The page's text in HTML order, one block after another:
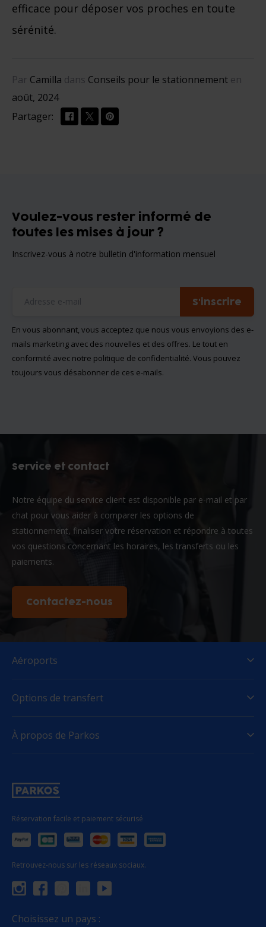
efficace pour déposer vos proches en toute
sérénité.
Par Camilla dans Conseils pour le stationnement en
août, 2024
Partager:
Voulez-vous rester informé de
toutes les mises à jour ?
Inscrivez-vous à notre bulletin d'information mensuel
S'inscrire
En vous abonnant, vous acceptez que nous vous envoyions des e-
mails marketing avec des nouvelles et des offres. Le tout en
conformité avec notre politique de confidentialité. Vous pouvez
toujours vous désabonner de ces e-mails.
Service et contact
Notre équipe du service client est disponible par e-mail et par
chat pour vous aider à comparer les options de
stationnement, finaliser votre réservation et répondre à toutes
vos questions concernant les horaires, les transferts ou les
paiements.
Contactez-nous
Réservation facile et paiement sécurisé
Retrouvez-nous sur les réseaux sociaux.
Choisissez un pays :
Aéroports
Options de transfert
À propos de Parkos